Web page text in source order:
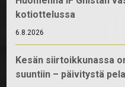
kotiottelussa
6.8.2026
Kesän siirtoikkunassa
suuntiin – päivitystä